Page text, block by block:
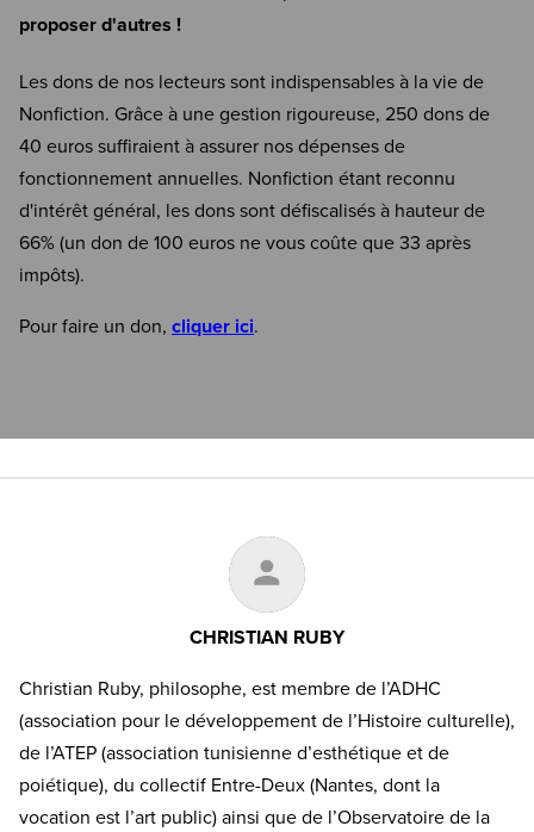
proposer d'autres !
Les dons de nos lecteurs sont indispensables à la vie de
Nonfiction. Grâce à une gestion rigoureuse, 250 dons de
40 euros suffiraient à assurer nos dépenses de
fonctionnement annuelles. Nonfiction étant reconnu
d'intérêt général, les dons sont défiscalisés à hauteur de
66% (un don de 100 euros ne vous coûte que 33 après
impôts).
Pour faire un don, cliquer ici.
CHRISTIAN RUBY
Christian Ruby, philosophe, est membre de l’ADHC
(association pour le développement de l’Histoire culturelle),
de l’ATEP (association tunisienne d’esthétique et de
poiétique), du collectif Entre-Deux (Nantes, dont la
vocation est l’art public) ainsi que de l’Observatoire de la